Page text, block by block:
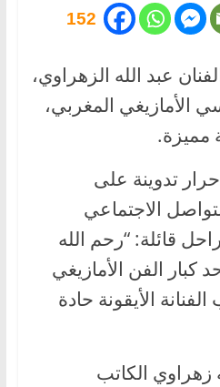
152
عبد الله الزهراوي،
الأمازيغي المغربي،
مميزة.
تدوينة على
الاجتماعي
قائلة: “رحم الله
كبار الفن الأمازيغي
الأيقونة حادة
زهراوي الكاتب